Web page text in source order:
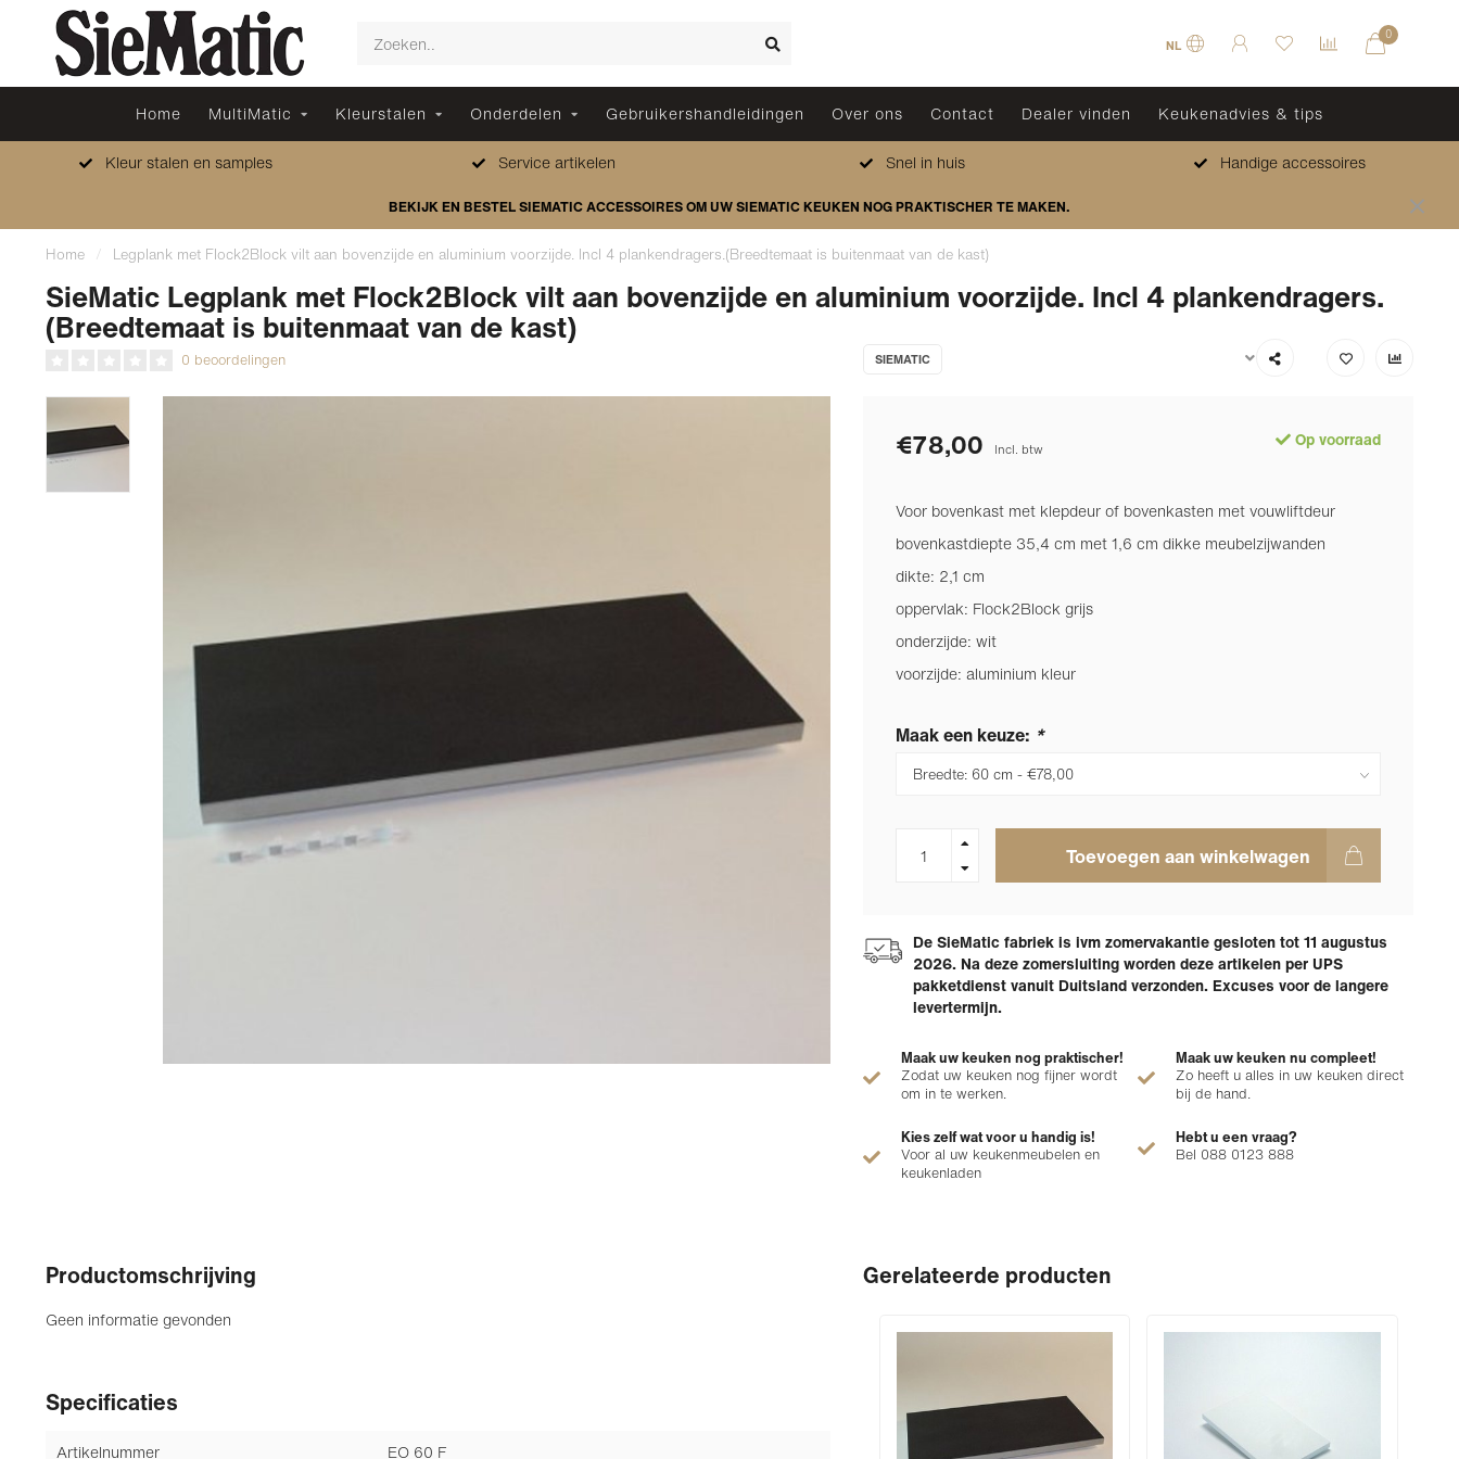
NL
0
Home MultiMatic Kleurstalen Onderdelen Gebruikershandleidingen Over ons Contact Dealer vinden Keukenadvies & tips
Kleur stalen en samples Service artikelen Snel in huis Handige accessoires
BEKIJK EN BESTEL SIEMATIC ACCESSOIRES OM UW SIEMATIC KEUKEN NOG PRAKTISCHER TE MAKEN.
Home / Legplank met Flock2Block vilt aan bovenzijde en aluminium voorzijde. Incl 4 plankendragers.(Breedtemaat is buitenmaat van de kast)
SieMatic Legplank met Flock2Block vilt aan bovenzijde en aluminium voorzijde. Incl 4 plankendragers.
(Breedtemaat is buitenmaat van de kast)
0 beoordelingen SIEMATIC
€78,00 Incl. btw Op voorraad
Voor bovenkast met klepdeur of bovenkasten met vouwliftdeur
bovenkastdiepte 35,4 cm met 1,6 cm dikke meubelzijwanden
dikte: 2,1 cm
oppervlak: Flock2Block grijs
onderzijde: wit
voorzijde: aluminium kleur
Maak een keuze: *
Toevoegen aan winkelwagen
De SieMatic fabriek is ivm zomervakantie gesloten tot 11 augustus
2026. Na deze zomersluiting worden deze artikelen per UPS
pakketdienst vanuit Duitsland verzonden. Excuses voor de langere
levertermijn.
Maak uw keuken nog praktischer!
Zodat uw keuken nog fijner wordt
om in te werken.
Maak uw keuken nu compleet!
Zo heeft u alles in uw keuken direct
bij de hand.
Kies zelf wat voor u handig is!
Voor al uw keukenmeubelen en
keukenladen
Hebt u een vraag?
Bel 088 0123 888
Productomschrijving
Geen informatie gevonden
Specificaties
Artikelnummer EO 60 F
Gerelateerde producten